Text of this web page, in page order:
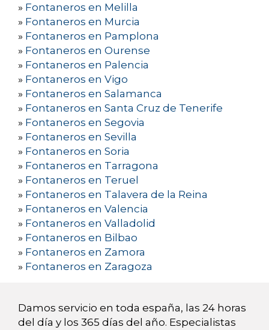
» Fontaneros en Melilla
» Fontaneros en Murcia
» Fontaneros en Pamplona
» Fontaneros en Ourense
» Fontaneros en Palencia
» Fontaneros en Vigo
» Fontaneros en Salamanca
» Fontaneros en Santa Cruz de Tenerife
» Fontaneros en Segovia
» Fontaneros en Sevilla
» Fontaneros en Soria
» Fontaneros en Tarragona
» Fontaneros en Teruel
» Fontaneros en Talavera de la Reina
» Fontaneros en Valencia
» Fontaneros en Valladolid
» Fontaneros en Bilbao
» Fontaneros en Zamora
» Fontaneros en Zaragoza
Damos servicio en toda españa, las 24 horas
del día y los 365 días del año. Especialistas